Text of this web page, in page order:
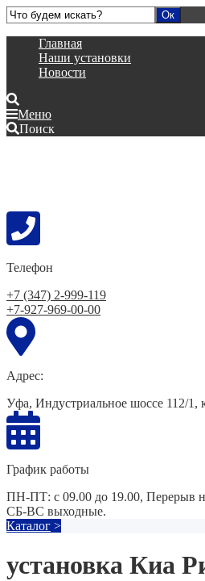
Главная
Наши установки
Новости
Меню
Поиск
Телефон
+7 (347) 2-999-119
+7-927-969-00-00
Адрес:
Уфа, Индустриальное шоссе 112/1,
График работы
ПН-ПТ: с 09.00 до 19.00, Перерыв
СБ-ВС выходные.
Каталог >
установка Киа